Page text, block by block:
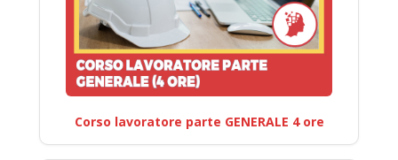
Corso lavoratore parte GENERALE 4 ore